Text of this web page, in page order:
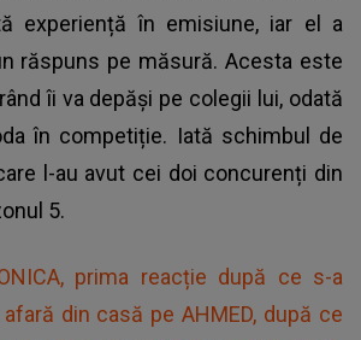
experiență în emisiune, iar el a
răspuns pe măsură. Acesta este
îi va depăși pe colegii lui, odată
în competiție. Iată schimbul de
l-au avut cei doi concurenți din
5.
prima reacție după ce s-a
din casă pe AHMED, după ce